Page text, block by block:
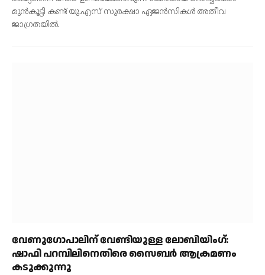
മുൻകൂട്ടി കണ്ട് യു.എസ് സുരക്ഷാ ഏജൻസികൾ അതീവ
ജാഗ്രതയിൽ.
വേണുഗോപാലിന് വേണ്ടിയുള്ള ലോബിയിംഗ്:
ഷാഫി പറമ്പിലിനെതിരെ സൈബർ ആക്രമണം
കടുക്കുന്നു